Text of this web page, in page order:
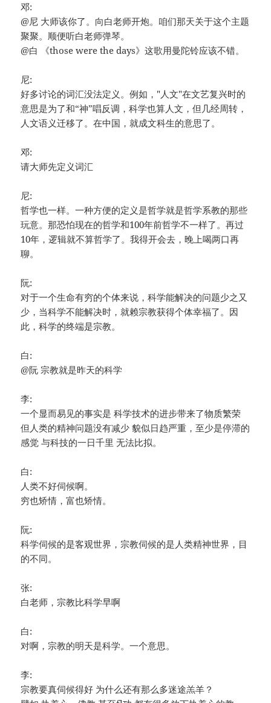
邓:
@尼 大师该你了。向白老师开炮。咱们那天关于这个主题
聚聚。顺便听白老师弹琴。
@白 《those were the days》这歌用曼陀铃应该不错。
尼:
好多讨论的词汇没法定义。例如，"人文"在文艺复兴时的
意思是为了和“神”唱反调，科学也算人文，但几经周转，
人文语义迁移了。在中国，就成文科生的意思了。
邓:
请大师先定义词汇
尼:
哲学也一样。一种方便的定义是哲学就是哲学系教的那些
玩意。那恐怕现在的哲学和100年前哲学不一样了。再过
10年，逻辑就不算哲学了。我得开会去，晚上喝两口再
聊。
阮:
对于一个生命有穷的个体来说，科学能解决的问题少之又
少，当科学不能解决时，就赖宗教获得个体幸福了。因
此，科学的终端是宗教。
白:
@阮 宗教就是昨天的科学
李:
一个显而易见的事实是 科学技术的进步带来了物质繁荣
但人类的精神问题没有减少 貌似日趋严重，至少是停滞的
感觉 与科技的一日千里 无法比拟。
白:
人类不好伺候啊。
穷也矫情，富也矫情。
阮:
科学伺候的是客观世界，宗教伺候的是人类精神世界，目
的不同。
张:
白老师，宗教比科学早啊
白:
对啊，宗教的明天是科学。一个意思。
李:
宗教要真伺候得好 为什么还有那么多迷途羔羊？